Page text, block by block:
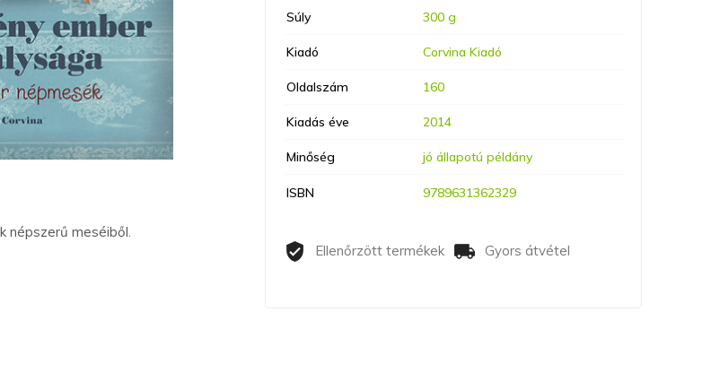
népszerű meséiből.
Súly 300 g
Kiadó Corvina Kiadó
Oldalszám 160
Kiadás éve 2014
Minőség jó állapotú példány
ISBN 9789631362329
Ellenőrzött termékek Gyors átvétel